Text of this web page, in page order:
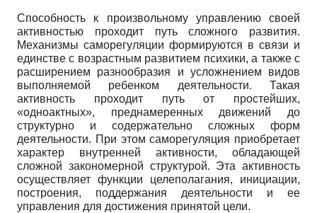
Способность к произвольному управлению своей
активностью проходит путь сложного развития.
Механизмы саморегуляции формируются в связи и
единстве с возрастным развитием психики, а также с
расширением разнообразия и усложнением видов
выполняемой ребенком деятельности. Такая
активность проходит путь от простейших,
«одноактных», преднамеренных движений до
структурно и содержательно сложных форм
деятельности. При этом саморегуляция приобретает
характер внутренней активности, обладающей
сложной закономерной структурой. Эта активность
осуществляет функции целеполагания, инициации,
построения, поддержания деятельности и ее
управления для достижения принятой цели.